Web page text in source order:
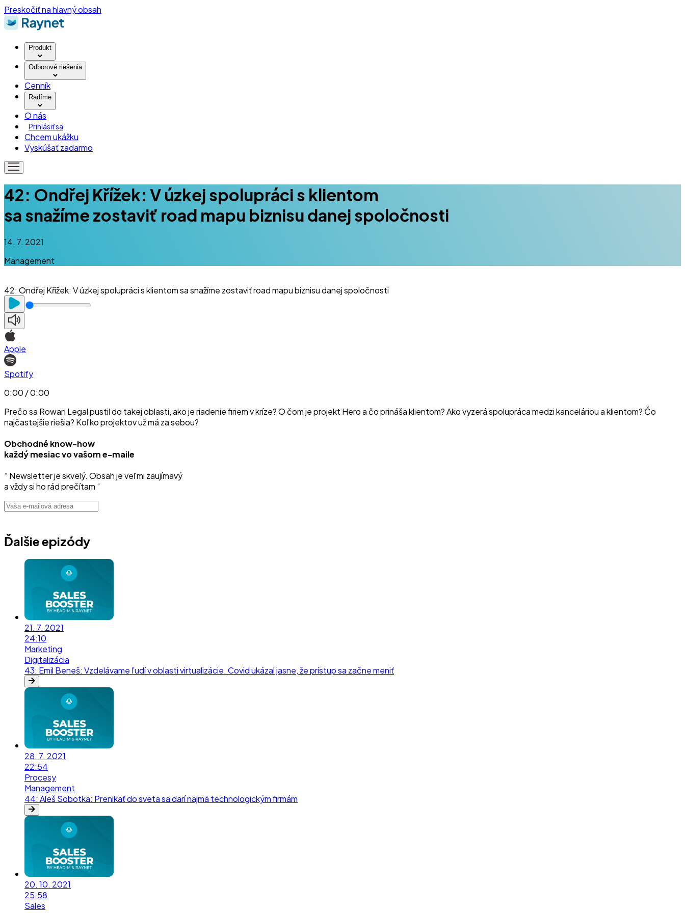
Preskočiť na hlavný obsah
Produkt
Odborové riešenia
Cenník
Radíme
O nás
Prihlásiť sa
Chcem ukážku
Vyskúšať zadarmo
42: Ondřej Křížek: V úzkej spolupráci s klientom
sa snažíme zostaviť road mapu biznisu danej spoločnosti
14. 7. 2021
Management
42: Ondřej Křížek: V úzkej spolupráci s klientom sa snažíme zostaviť road mapu biznisu danej spoločnosti
Apple
Spotify
0:00 / 0:00
Prečo sa Rowan Legal pustil do takej oblasti, ako je riadenie firiem v kríze? O čom je projekt Hero a čo prináša klientom? Ako vyzerá spolupráca medzi kanceláriou a klientom? Čo
najčastejšie riešia? Koľko projektov už má za sebou?
Obchodné know-how
každý mesiac vo vašom e-maile
“ Newsletter je skvelý. Obsah je veľmi zaujímavý
a vždy si ho rád prečítam “
Ďalšie epizódy
21. 7. 2021
24:10
Marketing
Digitalizácia
43: Emil Beneš: Vzdelávame ľudí v oblasti virtualizácie. Covid ukázal jasne, že prístup sa začne meniť
28. 7. 2021
22:54
Procesy
Management
44: Aleš Sobotka: Prenikať do sveta sa darí najmä technologickým firmám
20. 10. 2021
25:58
Sales